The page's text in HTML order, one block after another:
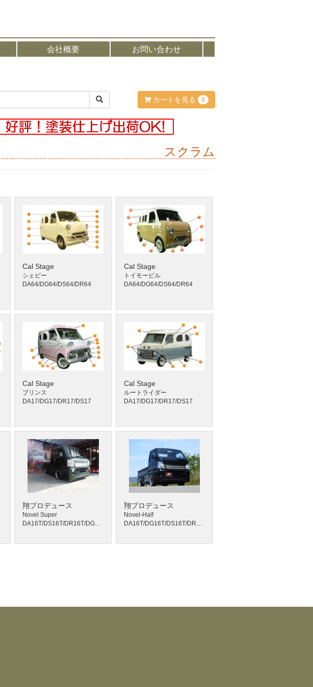
会社概要 お問い合わせ
カートを見る 0
スクラム
Cal Stage
シェビー
DA64/DG64/DS64/DR64
Cal Stage
トイモービル
DA64/DG64/DS64/DR64
Cal Stage
プリンス
DA17/DG17/DR17/DS17
Cal Stage
ルートライダー
DA17/DG17/DR17/DS17
翔プロデュース
Novel Super
DA16T/DS16T/DR16T/DG16T
翔プロデュース
Novel-Half
DA16T/DG16T/DS16T/DR16T